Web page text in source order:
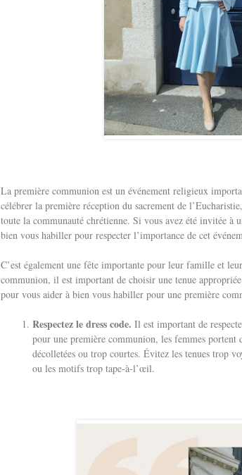
La première communion est un événement religieux
célébrer la première réception du sacrement de
toute la communauté chrétienne. Si vous avez été invitée
bien vous habiller pour respecter l’importance de cet
C’est également une fête importante pour leur famille et
communion, il est important de choisir une tenue
pour vous aider à bien vous habiller pour une première
Respectez le dress code. Il est important de
pour une première communion, les femmes portent
décolletées ou trop courtes. Évitez les tenues trop
ou les motifs trop tape-à-l’œil.